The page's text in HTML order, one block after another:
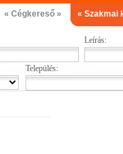
« Cégkereső » « Szakmai
Leírás:
Település: